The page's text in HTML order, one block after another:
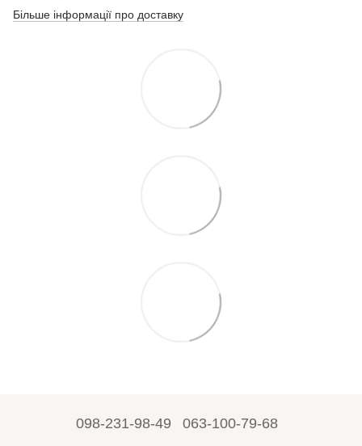
Більше інформації про доставку
098-231-98-49 063-100-79-68